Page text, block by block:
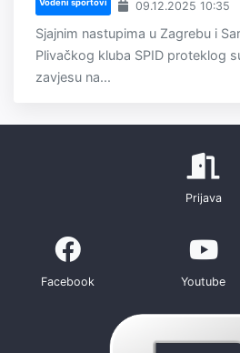
Vodeni sportovi 09.12.2025 10:35
Sjajnim nastupima u Zagrebu i
Plivačkog kluba SPID proteklog
zavjesu na...
Prijava
Facebook Youtube